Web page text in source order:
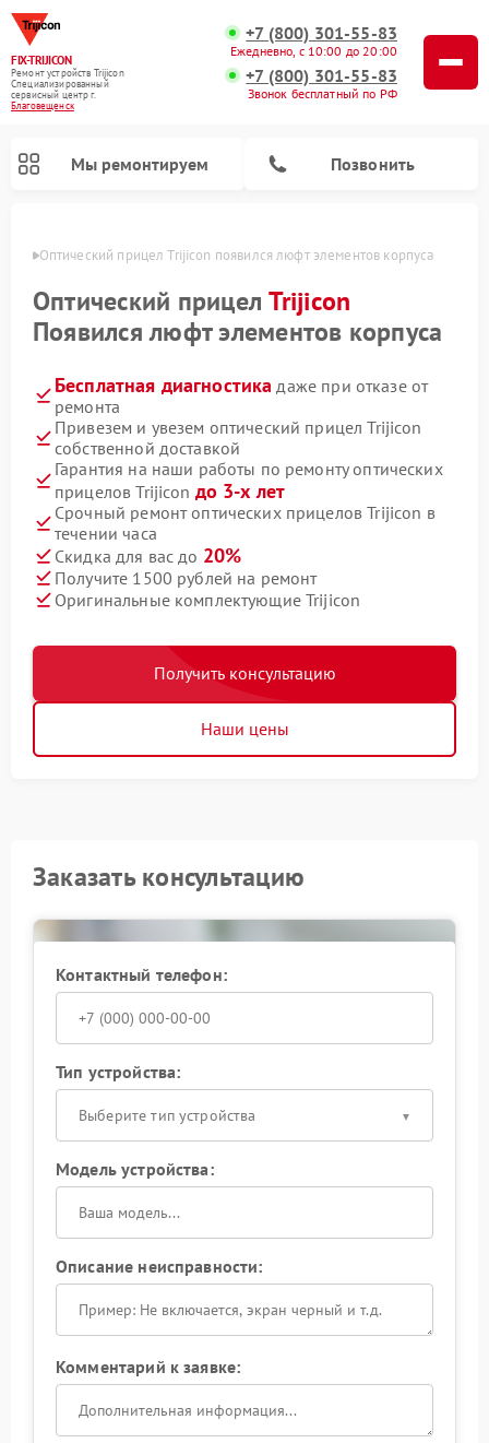
FIX-TRIJICON
Ремонт устройств Trijicon
Специализированный
cервисный центр г.
Благовещенск
+7 (800) 301-55-83
Ежедневно, с 10:00 до 20:00
+7 (800) 301-55-83
Звонок бесплатный по РФ
Мы ремонтируем Позвонить
Оптический прицел Trijicon появился люфт элементов корпуса
Оптический прицелTrijicon
Появился люфт элементов корпуса
Бесплатная диагностика даже при отказе от
ремонта
Привезем и увезем оптический прицел Trijicon
собственной доставкой
Гарантия на наши работы по ремонту оптических
прицелов Trijicon до 3-х лет
Срочный ремонт оптических прицелов Trijicon в
течении часа
Скидка для вас до 20%
Получите 1500 рублей на ремонт
Оригинальные комплектующие Trijicon
Получить консультацию
Наши цены
Заказать консультацию
Контактный телефон:
Тип устройства:
Выберите тип устройства
Модель устройства:
Описание неисправности:
Комментарий к заявке: